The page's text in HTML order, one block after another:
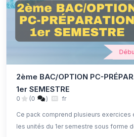
2ème BAC/OPTION PC-
1er SEMESTRE
0 (0 ) fr
Ce pack comprend plusieurs exercices
les unités du 1er semestre sous forme